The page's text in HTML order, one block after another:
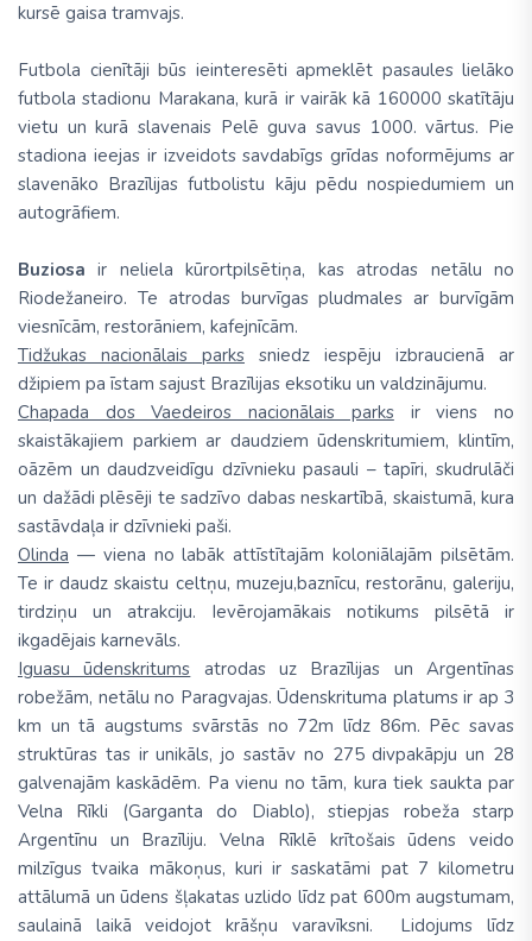
kursē gaisa tramvajs.
Futbola cienītāji būs ieinteresēti apmeklēt pasaules lielāko
futbola stadionu Marakana, kurā ir vairāk kā 160000 skatītāju
vietu un kurā slavenais Pelē guva savus 1000. vārtus. Pie
stadiona ieejas ir izveidots savdabīgs grīdas noformējums ar
slavenāko Brazīlijas futbolistu kāju pēdu nospiedumiem un
autogrāfiem.
Buziosa ir neliela kūrortpilsētiņa, kas atrodas netālu no
Riodežaneiro. Te atrodas burvīgas pludmales ar burvīgām
viesnīcām, restorāniem, kafejnīcām.
Tidžukas nacionālais parks sniedz iespēju izbraucienā ar
džipiem pa īstam sajust Brazīlijas eksotiku un valdzinājumu.
Chapada dos Vaedeiros nacionālais parksir viens no
skaistākajiem parkiem ar daudziem ūdenskritumiem, klintīm,
oāzēm un daudzveidīgu dzīvnieku pasauli – tapīri, skudrulāči
un dažādi plēsēji te sadzīvo dabas neskartībā, skaistumā, kura
sastāvdaļa ir dzīvnieki paši.
Olinda — viena no labāk attīstītajām koloniālajām pilsētām.
Te ir daudz skaistu celtņu, muzeju,baznīcu, restorānu, galeriju,
tirdziņu un atrakciju. Ievērojamākais notikums pilsētā ir
ikgadējais karnevāls.
Iguasu ūdenskritums atrodas uz Brazīlijas un Argentīnas
robežām, netālu no Paragvajas. Ūdenskrituma platums ir ap 3
km un tā augstums svārstās no 72m līdz 86m. Pēc savas
struktūras tas ir unikāls, jo sastāv no 275 divpakāpju un 28
galvenajām kaskādēm. Pa vienu no tām, kura tiek saukta par
Velna Rīkli (Garganta do Diablo), stiepjas robeža starp
Argentīnu un Brazīliju. Velna Rīklē krītošais ūdens veido
milzīgus tvaika mākoņus, kuri ir saskatāmi pat 7 kilometru
attālumā un ūdens šļakatas uzlido līdz pat 600m augstumam,
saulainā laikā veidojot krāšņu varavīksni. Lidojums līdz